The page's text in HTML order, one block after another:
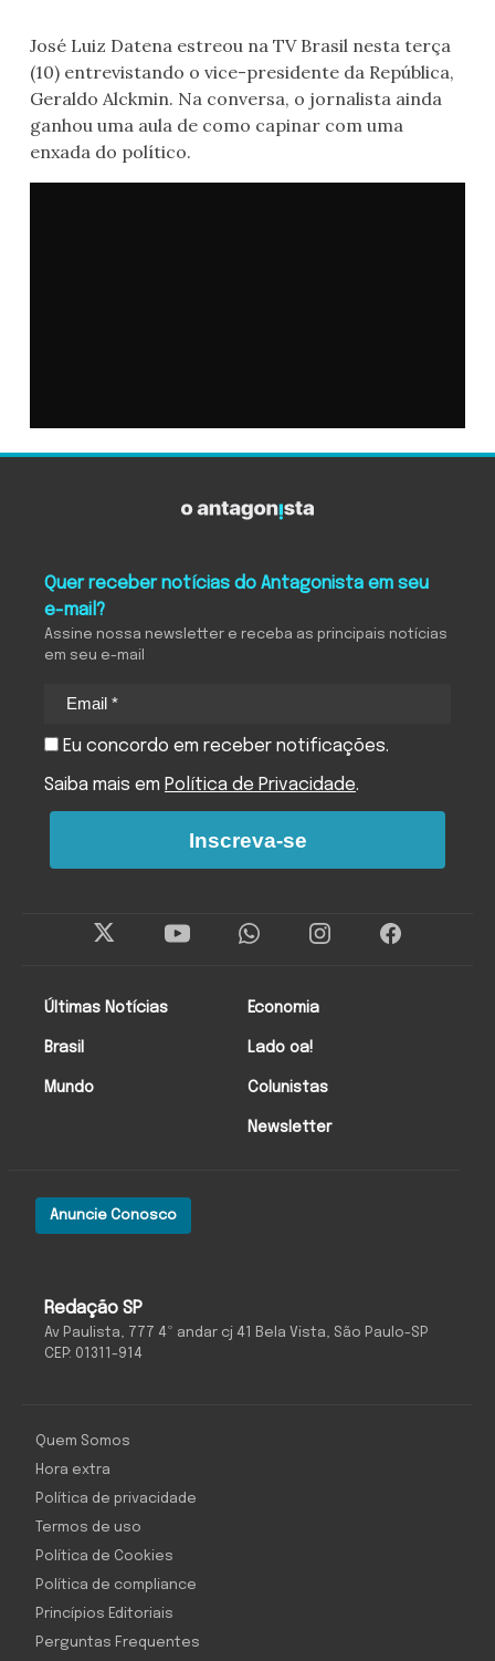
José Luiz Datena estreou na TV Brasil nesta terça
(10) entrevistando o vice-presidente da República,
Geraldo Alckmin. Na conversa, o jornalista ainda
ganhou uma aula de como capinar com uma
enxada do político.
Redação SP
Av Paulista, 777 4º andar cj 41 Bela Vista, São Paulo-SP
CEP: 01311-914
Anuncie Conosco
Últimas Notícias
Brasil
Mundo
Economia
Lado oa!
Colunistas
Newsletter
Quer receber notícias do Antagonista em seu
e-mail?
Assine nossa newsletter e receba as principais notícias
em seu e-mail
Eu concordo em receber notificações.
Saiba mais em Política de Privacidade.
Inscreva-se
Quem Somos
Hora extra
Política de privacidade
Termos de uso
Política de Cookies
Política de compliance
Princípios Editoriais
Perguntas Frequentes